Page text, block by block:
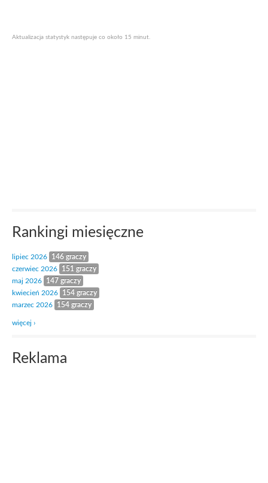
Aktualizacja statystyk następuje co około 15 minut.
Rankingi miesięczne
lipiec 2026
146 graczy
czerwiec 2026
151 graczy
maj 2026
147 graczy
kwiecień 2026
154 graczy
marzec 2026
154 graczy
więcej ›
Reklama